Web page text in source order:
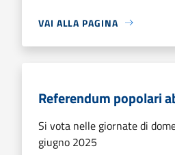
VAI ALLA PAGINA
Referendum popolari
Si vota nelle giornate di
giugno 2025